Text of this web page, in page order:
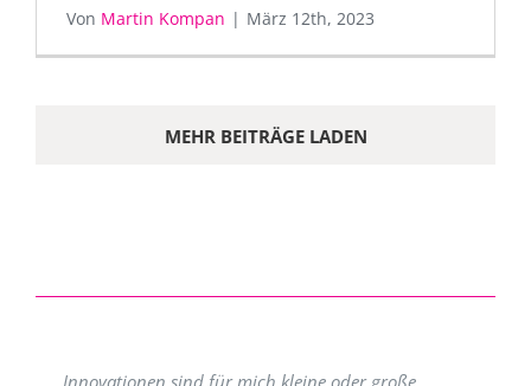
Von Martin Kompan | März 12th, 2023
MEHR BEITRÄGE LADEN
Innovationen sind für mich kleine oder große